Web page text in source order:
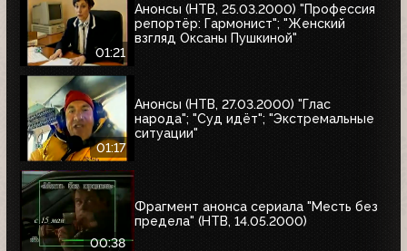
01:21
Анонсы (НТВ, 25.03.2000) "Профессия
репортёр: Гармонист"; "Женский
взгляд Оксаны Пушкиной"
01:17
Анонсы (НТВ, 27.03.2000) "Глас
народа"; "Суд идёт"; "Экстремальные
ситуации"
00:38
Фрагмент анонса сериала "Месть без
предела" (НТВ, 14.05.2000)